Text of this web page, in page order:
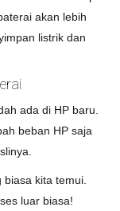
akan lebih
listrik dan
ada di HP baru.
beban HP saja
kita temui.
luar biasa!